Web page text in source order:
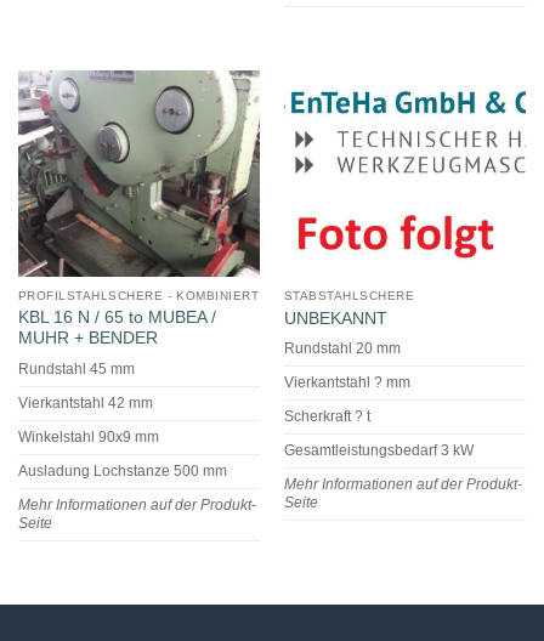
PROFILSTAHLSCHERE - KOMBINIERT
KBL 16 N / 65 to MUBEA /
MUHR + BENDER
Rundstahl 45 mm
Vierkantstahl 42 mm
Winkelstahl 90x9 mm
Ausladung Lochstanze 500 mm
Mehr Informationen auf der Produkt-
Seite
STABSTAHLSCHERE
UNBEKANNT
Rundstahl 20 mm
Vierkantstahl ? mm
Scherkraft ? t
Gesamtleistungsbedarf 3 kW
Mehr Informationen auf der Produkt-
Seite